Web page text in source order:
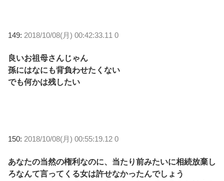
149: 2018/10/08(月) 00:42:33.11 0
良いお祖母さんじゃん
孫にはなにも背負わせたくない
でも何かは残したい
150: 2018/10/08(月) 00:55:19.12 0
あなたの当然の権利なのに、当たり前みたいに相続放棄し
ろなんて言ってくる女は許せなかったんでしょう